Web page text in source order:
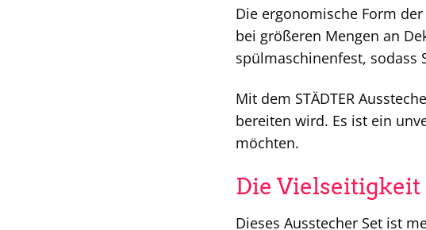
Die ergonomische Form
bei größeren Mengen an
spülmaschinenfest, sodass
Mit dem STÄDTER
bereiten wird. Es ist ein
möchten.
Die Vielseitigkeit
Dieses Ausstecher Set ist